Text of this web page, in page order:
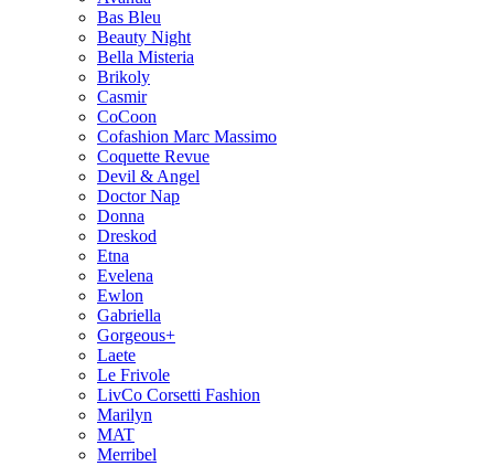
Bas Bleu
Beauty Night
Bella Misteria
Brikoly
Casmir
CoCoon
Cofashion Marc Massimo
Coquette Revue
Devil & Angel
Doctor Nap
Donna
Dreskod
Etna
Evelena
Ewlon
Gabriella
Gorgeous+
Laete
Le Frivole
LivCo Corsetti Fashion
Marilyn
MAT
Merribel